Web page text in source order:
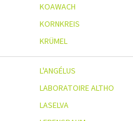
KOAWACH
KORNKREIS
KRÜMEL
L'ANGÉLUS
LABORATOIRE ALTHO
LASELVA